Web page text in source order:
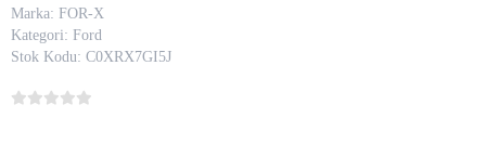
Marka: FOR-X
Kategori: Ford
Stok Kodu: C0XRX7GI5J